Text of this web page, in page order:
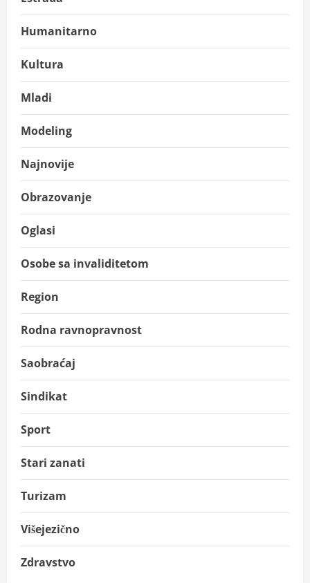
Humanitarno
Kultura
Mladi
Modeling
Najnovije
Obrazovanje
Oglasi
Osobe sa invaliditetom
Region
Rodna ravnopravnost
Saobraćaj
Sindikat
Sport
Stari zanati
Turizam
Višejezično
Zdravstvo